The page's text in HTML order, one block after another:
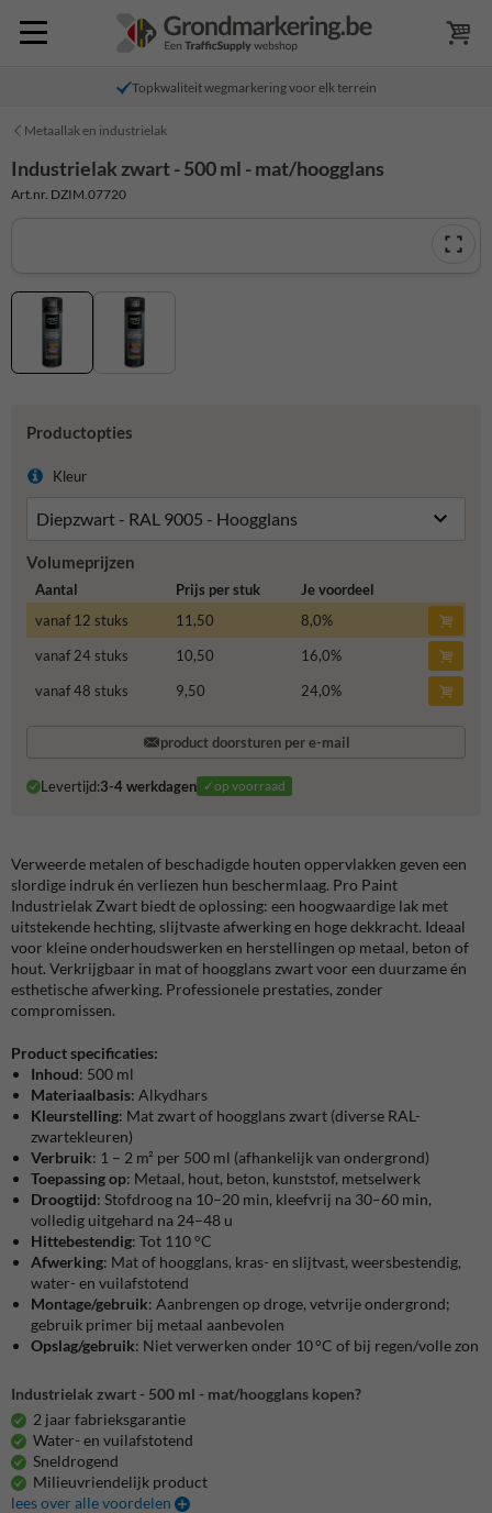
Topkwaliteit wegmarkering voor elk terrein
Metaallak en industrielak
Industrielak zwart - 500 ml - mat/hoogglans
Art.nr. DZIM.07720
Productopties
Kleur
Volumeprijzen
Aantal Prijs per stuk
Je voordeel
vanaf 12 stuks
11,50 8,0%
vanaf 24 stuks
10,50 16,0%
vanaf 48 stuks
9,50 24,0%
product doorsturen per e-mail
Levertijd:3-4 werkdagen ✓op voorraad
Verweerde metalen of beschadigde houten oppervlakken geven een
slordige indruk én verliezen hun beschermlaag. Pro Paint
Industrielak Zwart biedt de oplossing: een hoogwaardige lak met
uitstekende hechting, slijtvaste afwerking en hoge dekkracht. Ideaal
voor kleine onderhoudswerken en herstellingen op metaal, beton of
hout. Verkrijgbaar in mat of hoogglans zwart voor een duurzame én
esthetische afwerking. Professionele prestaties, zonder
compromissen.
Product specificaties:
Inhoud: 500 ml
Materiaalbasis: Alkydhars
Kleurstelling: Mat zwart of hoogglans zwart (diverse RAL-
zwartekleuren)
Verbruik: 1 – 2 m² per 500 ml (afhankelijk van ondergrond)
Toepassing op: Metaal, hout, beton, kunststof, metselwerk
Droogtijd: Stofdroog na 10–20 min, kleefvrij na 30–60 min,
volledig uitgehard na 24–48 u
Hittebestendig: Tot 110 °C
Afwerking: Mat of hoogglans, kras- en slijtvast, weersbestendig,
water- en vuilafstotend
Montage/gebruik: Aanbrengen op droge, vetvrije ondergrond;
gebruik primer bij metaal aanbevolen
Opslag/gebruik: Niet verwerken onder 10 °C of bij regen/volle zon
Industrielak zwart - 500 ml - mat/hoogglans kopen?
2 jaar fabrieksgarantie
Water- en vuilafstotend
Sneldrogend
Milieuvriendelijk product
lees over alle voordelen